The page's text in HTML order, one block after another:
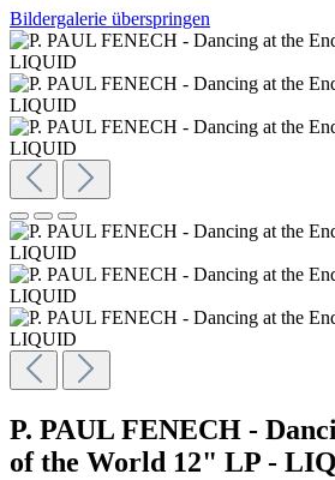
Bildergalerie überspringen
P. PAUL FENECH -
of the World 12" LP -